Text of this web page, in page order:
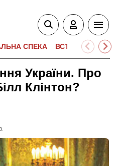
СПЕКА ВСТУПНА
України. Про
Клінтон?